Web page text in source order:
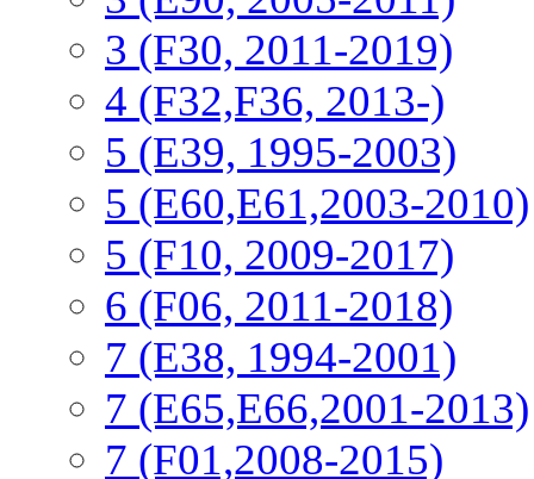
3 (F30, 2011-2019)
4 (F32,F36, 2013-)
5 (E39, 1995-2003)
5 (E60,E61,2003-2010)
5 (F10, 2009-2017)
6 (F06, 2011-2018)
7 (E38, 1994-2001)
7 (E65,E66,2001-2013)
7 (F01,2008-2015)